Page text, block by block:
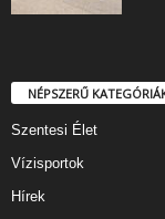
NÉPSZERŰ
Szentesi Élet
Vízisportok
Hírek